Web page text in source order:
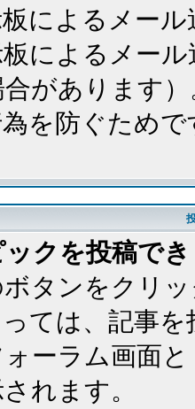
によるメー
によるメー
があります
を防ぐためで
クを投稿で
タンをクリ
ては、記事
ーラム画面
れます。